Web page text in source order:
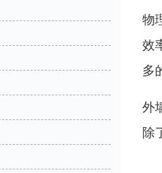
物
效
多
外
除